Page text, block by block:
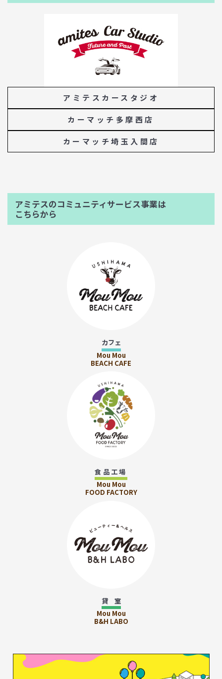
アミテスカースタジオ
カーマッチ多摩西店
カーマッチ埼玉入間店
アミテスのコミュニティサービス事業は
こちらから
カフェ
Mou Mou
BEACH CAFE
食品工場
Mou Mou
FOOD FACTORY
貸 室
Mou Mou
B&H LABO